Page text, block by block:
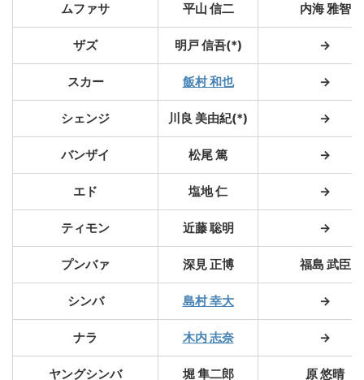
ムファサ 平山 信二 内海 雅智
ザズ 明戸 信吾(*) →
スカー 飯村 和也 →
シェンジ 川良 美由紀(*) →
バンザイ 松尾 篤 →
エド 塩地 仁 →
ティモン 近藤 聡明 →
プンバァ 深見 正博 福島 武臣
シンバ 島村 幸大 →
ナラ 木内 志奈 →
ヤングシンバ
堀 隼二郎
原 悠晴